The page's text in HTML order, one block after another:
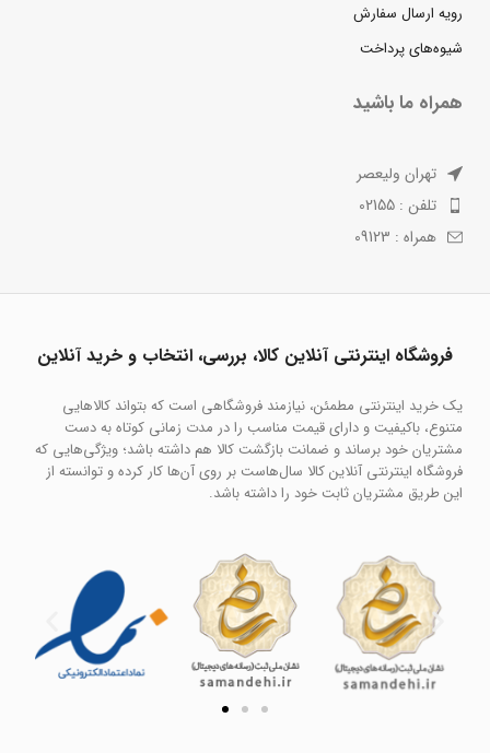
رویه ارسال سفارش
شیوه‌های پرداخت
همراه ما باشید
تهران ولیعصر
تلفن : 02155
همراه : 09123
فروشگاه اینترنتی آنلاین کالا، بررسی، انتخاب و خرید آنلاین
یک خرید اینترنتی مطمئن، نیازمند فروشگاهی است که بتواند کالاهایی
متنوع، باکیفیت و دارای قیمت مناسب را در مدت زمانی کوتاه به دست
مشتریان خود برساند و ضمانت بازگشت کالا هم داشته باشد؛ ویژگی‌هایی که
فروشگاه اینترنتی آنلاین کالا سال‌هاست بر روی آن‌ها کار کرده و توانسته از
این طریق مشتریان ثابت خود را داشته باشد.